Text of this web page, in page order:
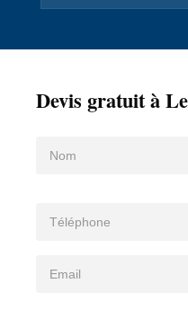
Devis gratuit à